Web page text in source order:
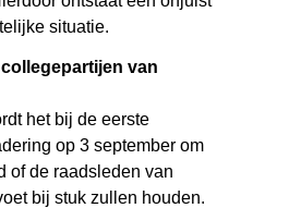
situatie.
van
het bij de eerste
op 3 september om
of de raadsleden van
bij stuk zullen houden.